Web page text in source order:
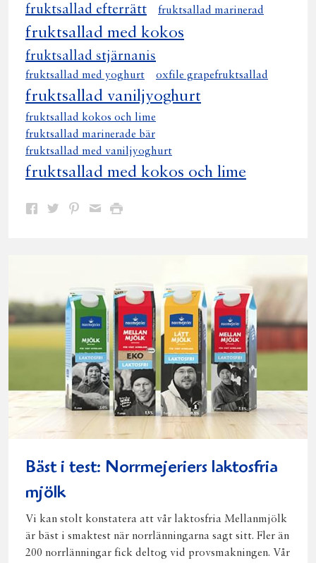
fruktsallad efterrätt fruktsallad marinerad
fruktsallad med kokos
fruktsallad stjärnanis
fruktsallad med yoghurt oxfile grapefruktsallad
fruktsallad vaniljyoghurt
fruktsallad kokos och lime
fruktsallad marinerade bär
fruktsallad med vaniljyoghurt
fruktsallad med kokos och lime
Dela Dela Dela DelaSkriv
Bäst i test: Norrmejeriers laktosfria
mjölk
Vi kan stolt konstatera att vår laktosfria Mellanmjölk
är bäst i smaktest när norrlänningarna sagt sitt. Fler än
200 norrlänningar fick deltog vid provsmakningen. Vår